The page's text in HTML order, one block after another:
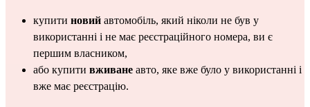
купити новий автомобіль, який ніколи не був у
використанні і не має реєстраційного номера, ви є
першим власником,
або купити вживане авто, яке вже було у використанні і
вже має реєстрацію.